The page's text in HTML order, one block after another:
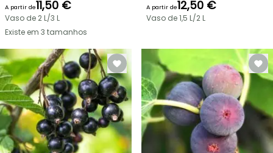
A partir de11,50 €
Vaso de 2 L/3 L
Existe em 3 tamanhos
A partir de12,50 €
Vaso de 1,5 L/2 L